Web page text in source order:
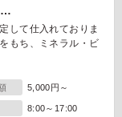
…
して仕入れておりま
もち、ミネラル・ビ
5,000円～
8:00～17:00